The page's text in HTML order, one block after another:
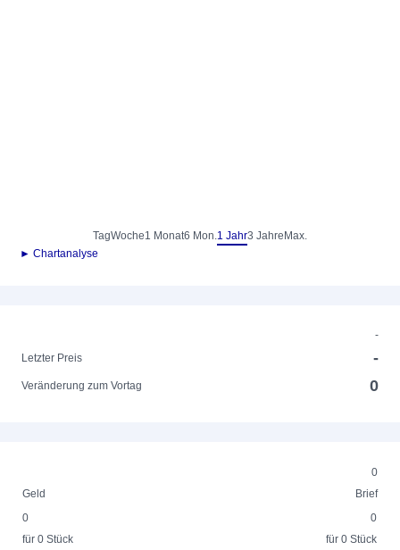
TagWoche1 Monat6 Mon.1 Jahr3 Jahre Max.
► Chartanalyse
-
Letzter Preis
-
Veränderung zum Vortag 0
0
Geld
Brief
0
für 0 Stück
0
für 0 Stück